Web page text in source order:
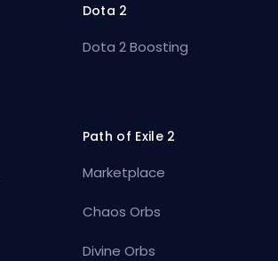
Dota 2
Dota 2 Boosting
Path of Exile 2
Marketplace
Chaos Orbs
Divine Orbs